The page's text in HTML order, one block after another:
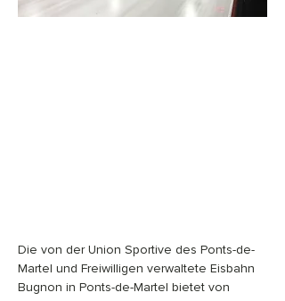
Die von der Union Sportive des Ponts-de-
Martel und Freiwilligen verwaltete Eisbahn
Bugnon in Ponts-de-Martel bietet von